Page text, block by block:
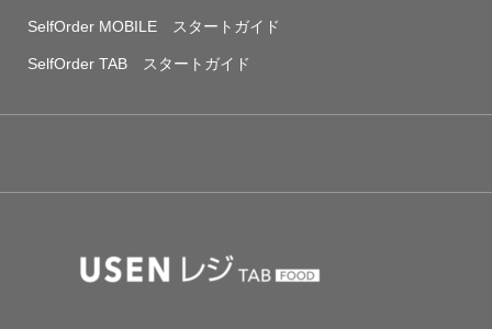
SelfOrder MOBILE スタートガイド
SelfOrder TAB スタートガイド